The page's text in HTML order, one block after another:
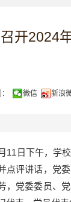
开2024
微信 新浪
日下午，学校
点评讲话，党
，党委委员、